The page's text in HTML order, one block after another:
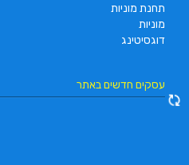
תחנת מוניות
מוניות
דוגסיטינג
עסקים חדשים באתר